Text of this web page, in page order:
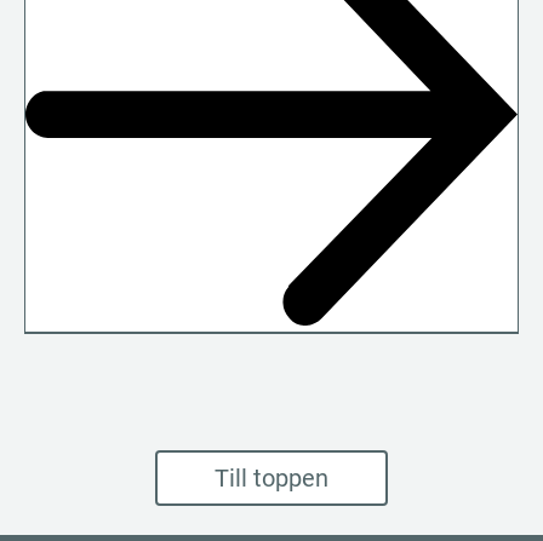
Till toppen